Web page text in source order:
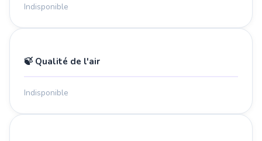
Indisponible
🍃 Qualité de l'air
Indisponible